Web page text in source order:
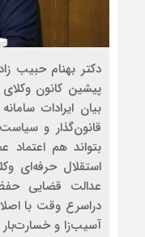
دکتر بهنام حبیب
پیشین کانون
بیان ایرادات
قانون‌گذار و
بتواند هم
استقلال حرفه‌ای
عدالت قضایی
دراسرع وقت با
آسیب‌زا و